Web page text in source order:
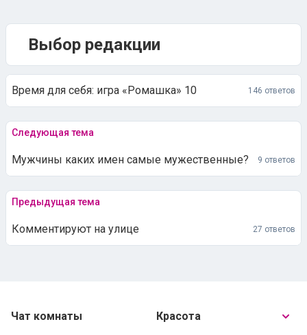
Выбор редакции
Время для себя: игра «Ромашка» 10 146 ответов
Следующая тема
Мужчины каких имен самые мужественные? 9 ответов
Предыдущая тема
Комментируют на улице 27 ответов
Чат комнаты
Красота